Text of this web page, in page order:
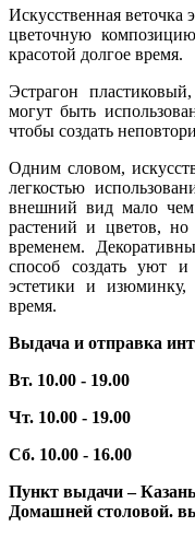
Искусственная веточка
цветочную
красотой долгое время.
Эстрагон
могут быть
чтобы создать
Одним словом,
легкостью
внешний вид мало чем
растений и цветов,
временем.
способ создать уют
эстетики и изюминку,
время.
Выдача и отправка
Вт. 10.00 - 19.00
Чт. 10.00 - 19.00
Сб. 10.00 - 16.00
Пункт выдачи –
Домашней столовой.